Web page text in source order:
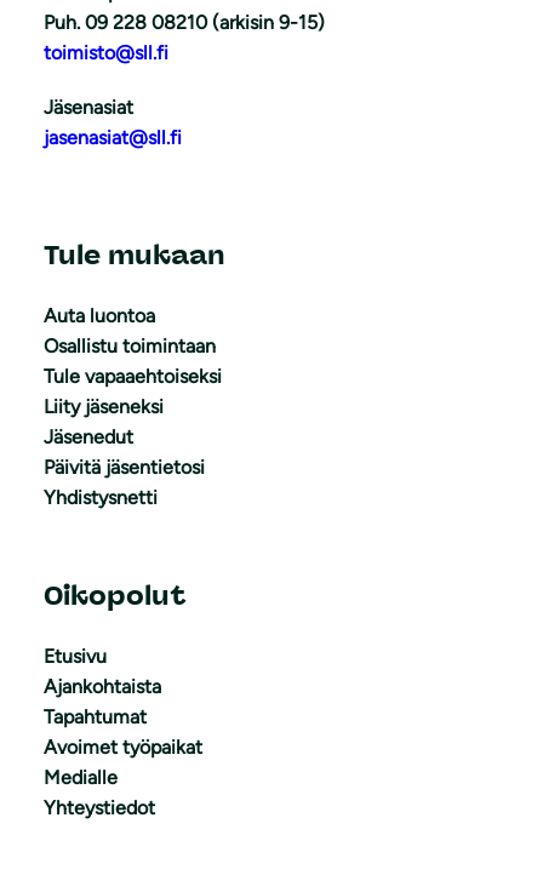
Puh. 09 228 08210 (arkisin 9-15)
toimisto@sll.fi
Jäsenasiat
jasenasiat@sll.fi
Tule mukaan
Auta luontoa
Osallistu toimintaan
Tule vapaaehtoiseksi
Liity jäseneksi
Jäsenedut
Päivitä jäsentietosi
Yhdistysnetti
Oikopolut
Etusivu
Ajankohtaista
Tapahtumat
Avoimet työpaikat
Medialle
Yhteystiedot